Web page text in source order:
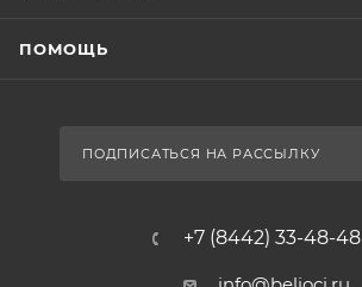
ПОМОЩЬ
ПОДПИСАТЬСЯ НА РАССЫЛКУ
+7 (8442) 33-48-48